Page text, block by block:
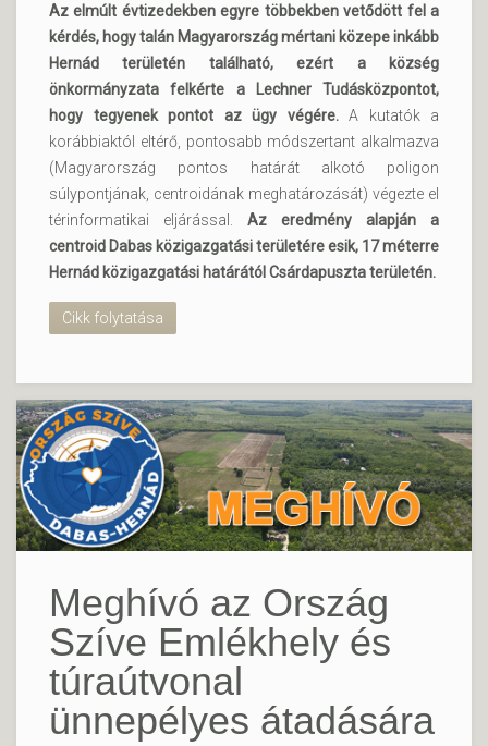
Az elmúlt évtizedekben egyre többekben vetődött fel a
kérdés, hogy talán Magyarország mértani közepe inkább
Hernád területén található, ezért a község
önkormányzata felkérte a Lechner Tudásközpontot,
hogy tegyenek pontot az ügy végére.A kutatók a
korábbiaktól eltérő, pontosabb módszertant alkalmazva
(Magyarország pontos határát alkotó poligon
súlypontjának, centroidának meghatározását) végezte el
térinformatikai eljárással. Az eredmény alapján a
centroid Dabas közigazgatási területére esik, 17 méterre
Hernád közigazgatási határától Csárdapuszta területén.
Cikk folytatása
Meghívó az Ország
Szíve Emlékhely és
túraútvonal
ünnepélyes átadására